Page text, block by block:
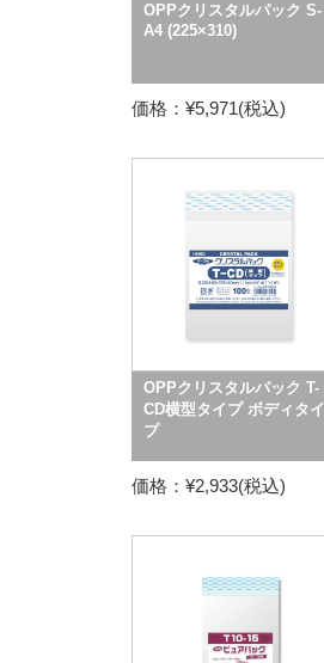
OPPクリスタルパック S-
A4 (225×310)
価格：¥5,971(税込)
OPPクリスタルパック T-
CD横型タイプ ボディタイ
プ
価格：¥2,933(税込)